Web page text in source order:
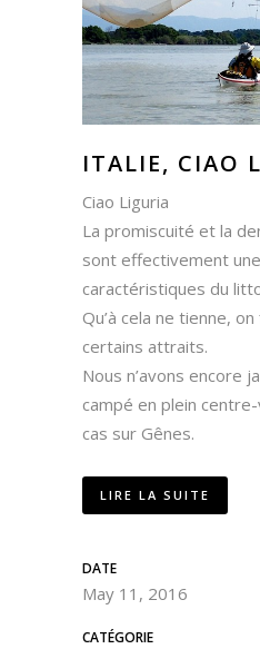
ITALIE, CIAO
Ciao Liguria
La promiscuité et la
sont effectivement
caractéristiques du
Qu’à cela ne tienne,
certains attraits.
Nous n’avons encore
campé en plein
cas sur Gênes.
LIRE LA SUITE
DATE
May 11, 2016
CATÉGORIE